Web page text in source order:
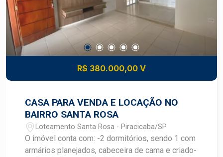
R$ 380.000,00 V
CASA PARA VENDA E LOCAÇÃO NO
BAIRRO SANTA ROSA
Loteamento Santa Rosa - Piracicaba/SP
O imóvel conta com: -2 dormitórios, sendo 1 com
armários planejados, cabeceira de cama e criado-